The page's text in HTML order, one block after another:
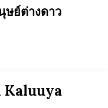
ษย์ต่างดาว
Kaluuya